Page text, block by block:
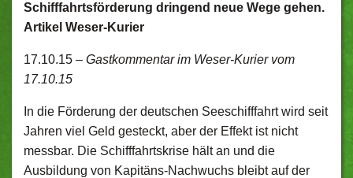
Schifffahrtsförderung dringend neue Wege gehen.
Artikel Weser-Kurier
17.10.15 – Gastkommentar im Weser-Kurier vom
17.10.15
In die Förderung der deutschen Seeschifffahrt wird seit
Jahren viel Geld gesteckt, aber der Effekt ist nicht
messbar. Die Schifffahrtskrise hält an und die
Ausbildung von Kapitäns-Nachwuchs bleibt auf der